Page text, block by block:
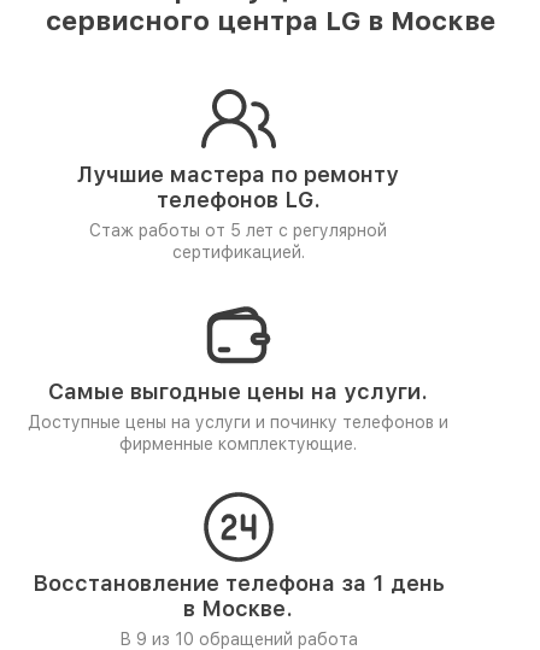
сервисного центра LG в Москве
Лучшие мастера по ремонту
телефонов LG.
Стаж работы от 5 лет с регулярной
сертификацией.
Самые выгодные цены на услуги.
Доступные цены на услуги и починку телефонов и
фирменные комплектующие.
Восстановление телефона за 1 день
в Москве.
В 9 из 10 обращений работа